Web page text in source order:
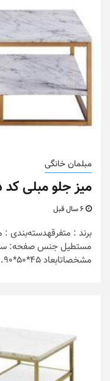
مبلمان خانگی
میز جلو مبلی کد ۶۶۳۵
مستطیل جنس صفحه:
مشخصاتابعاد 45*50*90...